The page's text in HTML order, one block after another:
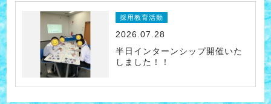
採用教育活動
2026.07.28
半日インターンシップ開催いた
しました！！